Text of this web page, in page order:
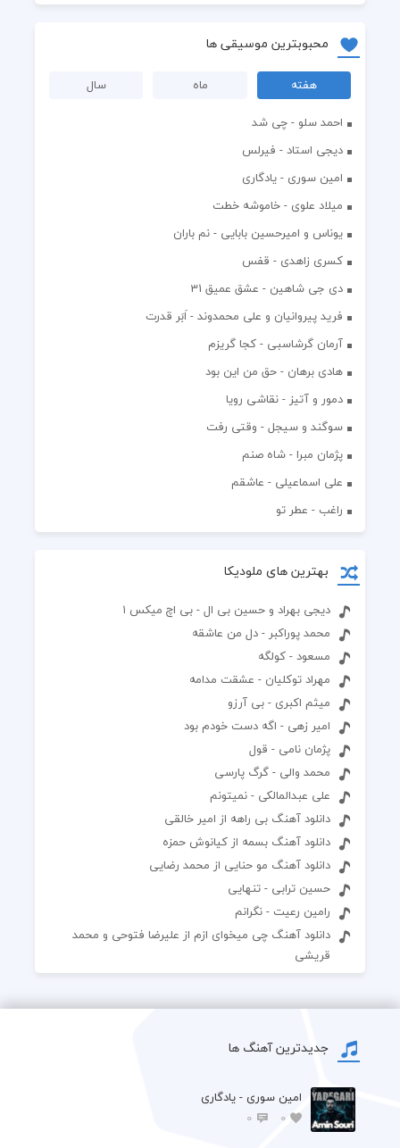
محبوبترین موسیقی ها
هفته ماه
سال
احمد سلو - چی شد
دیجی استاد - فیرلس
امین سوری - یادگاری
میلاد علوی - خاموشه خطت
یوناس و امیرحسین بابایی - نم باران
کسری زاهدی - قفس
دی جی شاهین - عشق عمیق 31
فرید پیروانیان و علی محمدوند - اَبَر قدرت
آرمان گرشاسبی - کجا گریزم
هادی برهان - حق من این بود
دمور و آتیز - نقاشی رویا
سوگند و سیجل - وقتی رفت
پژمان مبرا - شاه صنم
علی اسماعیلی - عاشقم
راغب - عطر تو
بهترین های ملودیکا
دیجی بهراد و حسین بی ال - بی اچ میکس ۱
محمد پوراکبر - دل من عاشقه
مسعود - کولگه
مهراد توکلیان - عشقت مدامه
میثم اکبری - بی آرزو
امیر زهی - اگه دست خودم بود
پژمان نامی - قول
محمد والی - گرگ پارسی
علی عبدالمالکی - نمیتونم
دانلود آهنگ بی راهه از امیر خالقی
دانلود آهنگ بسمه از کیانوش حمزه
دانلود آهنگ مو حنایی از محمد رضایی
حسین ترابی - تنهایی
رامین رعیت - نگرانم
دانلود آهنگ چی میخوای ازم از علیرضا فتوحی و محمد
قریشی
جدیدترین آهنگ ها
امین سوری - یادگاری
0
0